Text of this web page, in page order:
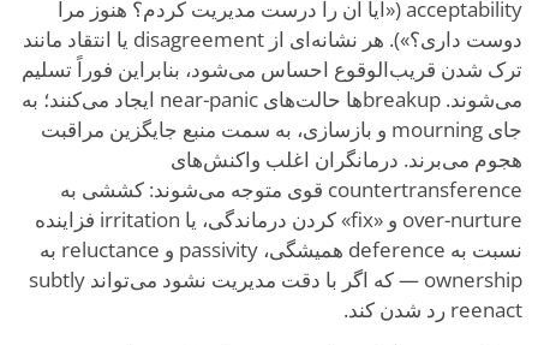
acceptability («آیا آن را درست مدیریت کردم؟ هنوز مرا
دوست داری؟»). هر نشانه‌ای از disagreement یا انتقاد مانند
ترک شدن قریب‌الوقوع احساس می‌شود، بنابراین فوراً تسلیم
می‌شوند. breakupها حالت‌های near-panic ایجاد می‌کنند؛ به
جای mourning و بازسازی، به سمت منبع جایگزین مراقبت
هجوم می‌برند. درمانگران اغلب واکنش‌های
countertransference قوی متوجه می‌شوند: کششی به
over-nurture و «fix» کردن درماندگی، یا irritation فزاینده
نسبت به deference همیشگی، passivity و reluctance به
ownership — که اگر با دقت مدیریت نشود می‌تواند subtly
reenact رد شدن کند.